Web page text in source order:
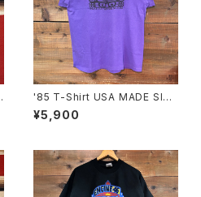
'85 T-Shirt USA MADE SIZ
E:L
¥5,900